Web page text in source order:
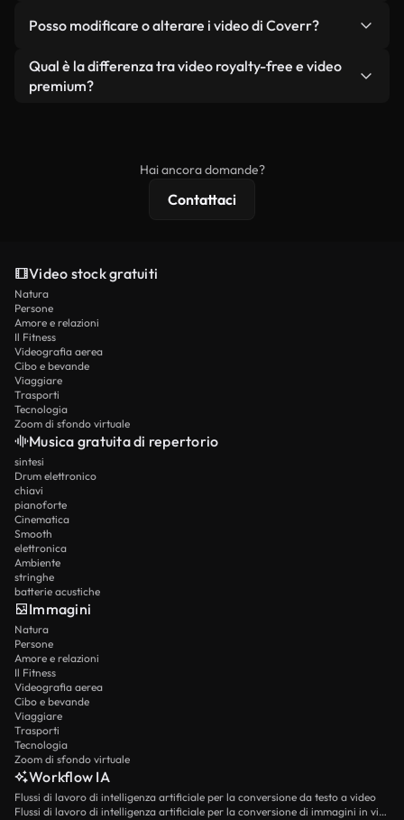
condizione che non si rivendano o ridistribuiscano
reali o generati dall'intelligenza artificiale, include
filigrane. Avrai a disposizione filmati puliti e pronti
all'uso.
Posso modificare o alterare i video di Coverr?
Sì. Siete liberi di tagliare, ritagliare o remixare i
nostri video. Assicuratevi solo che il prodotto
Qual è la differenza tra video royalty-free e video
premium?
Hai ancora domande?
Contattaci
Video stock gratuiti
Natura
Persone
Amore e relazioni
Il Fitness
Videografia aerea
Cibo e bevande
Viaggiare
Trasporti
Tecnologia
Zoom di sfondo virtuale
Musica gratuita di repertorio
sintesi
Drum elettronico
chiavi
pianoforte
Cinematica
Smooth
elettronica
Ambiente
stringhe
batterie acustiche
Immagini
Natura
Persone
Amore e relazioni
Il Fitness
Videografia aerea
Cibo e bevande
Viaggiare
Trasporti
Tecnologia
Zoom di sfondo virtuale
Workflow IA
Flussi di lavoro di intelligenza artificiale per la conversione da testo a video
Flussi di lavoro di intelligenza artificiale per la conversione di immagini in video